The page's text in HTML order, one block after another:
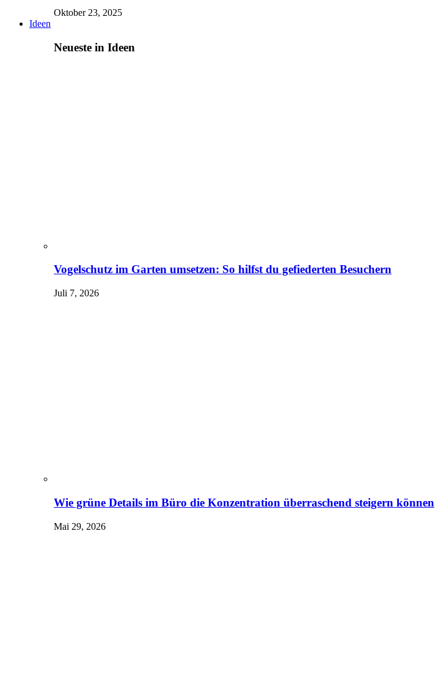
Oktober 23, 2025
Ideen
Neueste in Ideen
Vogelschutz im Garten umsetzen: So hilfst du gefiederten Besuchern
Juli 7, 2026
Wie grüne Details im Büro die Konzentration überraschend steigern können
Mai 29, 2026